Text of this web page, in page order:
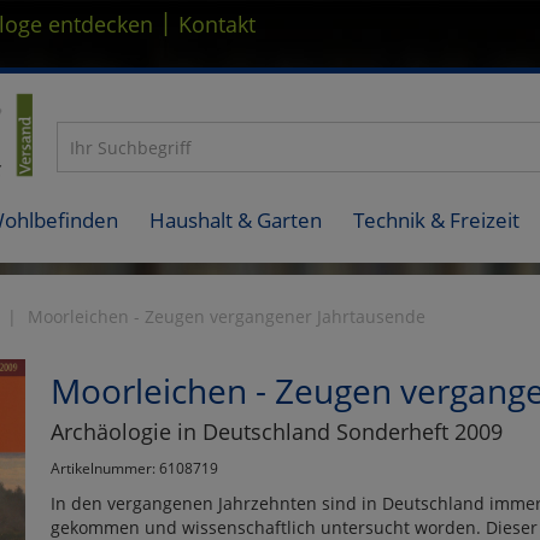
entdecken | Kontakt
Haushalt & Garten Technik & Freizeit
Moorleichen - Zeugen vergangener Jahrtausende
Moorleichen - Zeugen
Archäologie in Deutschland Sonderheft 2009
Artikelnummer: 6108719
In den vergangenen Jahrzehnten sind in Deutschland
gekommen und wissenschaftlich untersucht worden.